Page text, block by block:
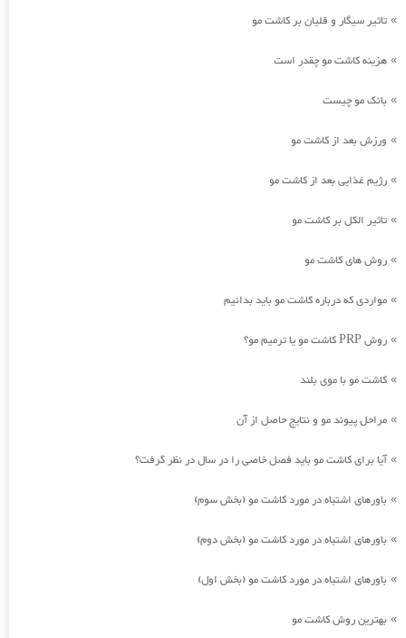
» تاثیر سیگار و قلیان بر کاشت مو
» هزینه کاشت مو چقدر است
» بانک مو چیست
» ورزش بعد از کاشت مو
» رژیم غذایی بعد از کاشت مو
» تاثیر الکل بر کاشت مو
» روش های کاشت مو
» مواردی که درباره کاشت مو باید بدانیم
» روش PRP کاشت مو یا ترمیم مو؟
» کاشت مو با موی بلند
» مراحل پیوند مو و نتایج حاصل از آن
»آیا برای کاشت مو باید فصل خاصی را در سال در نظر گرفت؟
» باورهای اشتباه در مورد کاشت مو (بخش سوم)
» باورهای اشتباه در مورد کاشت مو (بخش دوم)
» باورهای اشتباه در مورد کاشت مو (بخش اول)
» بهترین روش کاشت مو